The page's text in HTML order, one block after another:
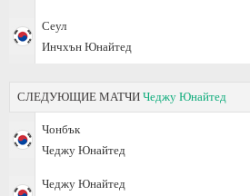
Сеул
Инчхън Юнайтед
СЛЕДУЮЩИЕ МАТЧИ Чеджу Юнайтед
Чонбък
Чеджу Юнайтед
Чеджу Юнайтед